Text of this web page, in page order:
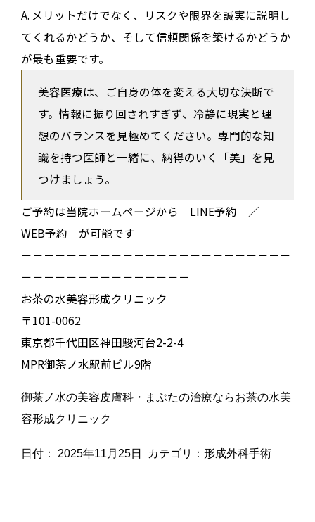
A. メリットだけでなく、リスクや限界を誠実に説明し
てくれるかどうか、そして信頼関係を築けるかどうか
が最も重要です。
美容医療は、ご自身の体を変える大切な決断で
す。情報に振り回されすぎず、冷静に現実と理
想のバランスを見極めてください。専門的な知
識を持つ医師と一緒に、納得のいく「美」を見
つけましょう。
ご予約は当院ホームページから LINE予約 ／
WEB予約 が可能です
－－－－－－－－－－－－－－－－－－－－－－－－
－－－－－－－－－－－－－－－
お茶の水美容形成クリニック
〒101-0062
東京都千代田区神田駿河台2-2-4
MPR御茶ノ水駅前ビル9階
御茶ノ水の美容皮膚科・まぶたの治療ならお茶の水美
容形成クリニック
日付： 2025年11月25日 カテゴリ： 形成外科手術